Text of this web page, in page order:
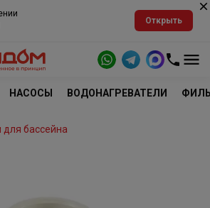
Открыть
НАСОСЫ ВОДОНАГРЕВАТЕЛИ
бассейна